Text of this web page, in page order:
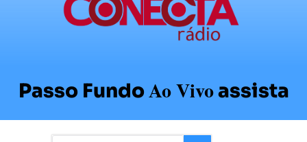
Passo FundoAo Vivoassista